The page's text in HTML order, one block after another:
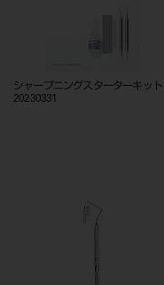
シャープニングスターターキット
20230331